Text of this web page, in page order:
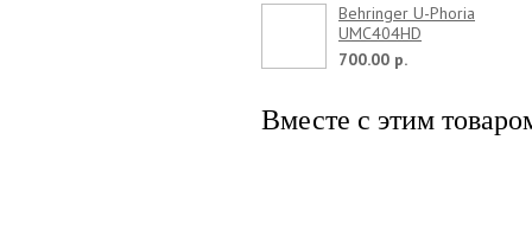
Behringer U-Phoria
UMC404HD
700.00 р.
Вместе с этим